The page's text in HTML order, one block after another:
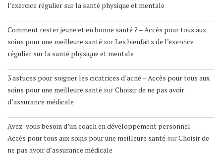
l’exercice régulier sur la santé physique et mentale
Comment rester jeune et en bonne santé ? – Accès pour tous aux
soins pour une meilleure santé surLes bienfaits de l’exercice
régulier sur la santé physique et mentale
3 astuces pour soigner les cicatrices d’acné – Accès pour tous aux
soins pour une meilleure santé surChoisir de ne pas avoir
d’assurance médicale
Avez-vous besoin d’un coach en développement personnel –
Accès pour tous aux soins pour une meilleure santé surChoisir de
ne pas avoir d’assurance médicale